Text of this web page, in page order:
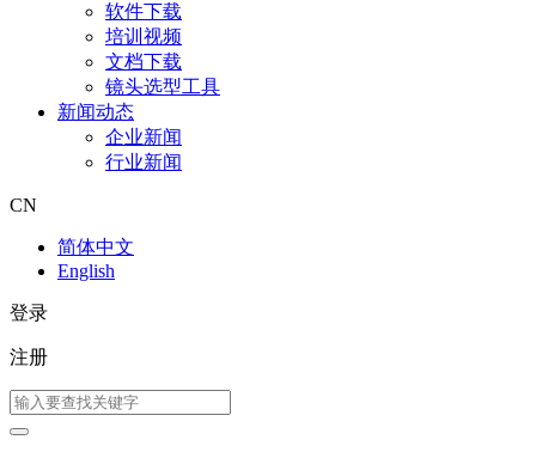
软件下载
培训视频
文档下载
镜头选型工具
新闻动态
企业新闻
行业新闻
CN
简体中文
English
登录
注册